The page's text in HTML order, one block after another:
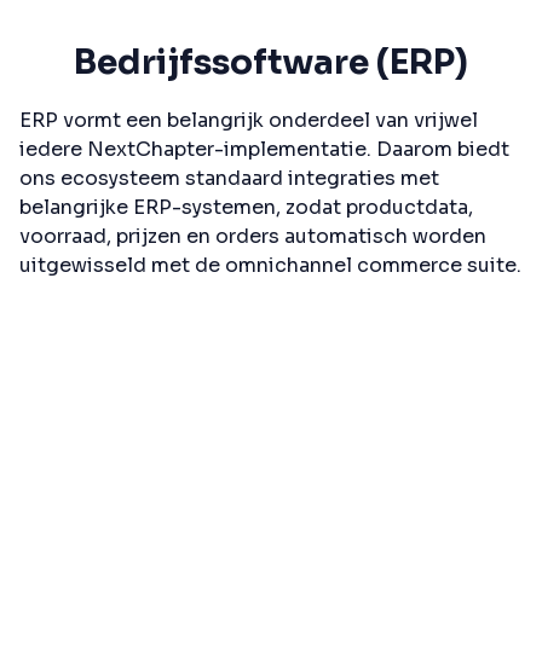
Bedrijfssoftware (ERP)
ERP vormt een belangrijk onderdeel van vrijwel
iedere NextChapter-implementatie. Daarom biedt
ons ecosysteem standaard integraties met
belangrijke ERP-systemen, zodat productdata,
voorraad, prijzen en orders automatisch worden
uitgewisseld met de omnichannel commerce suite.